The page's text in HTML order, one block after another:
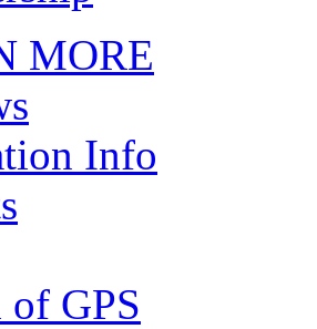
MORE
Info
of GPS